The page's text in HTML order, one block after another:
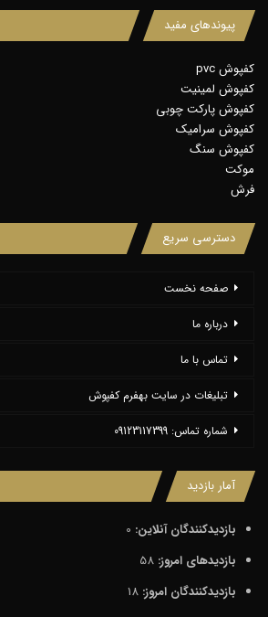
پیوندهای مفید
کفپوش pvc
کفپوش لمینیت
کفپوش پارکت چوبی
کفپوش سرامیک
کفپوش سنگ
موکت
فرش
دسترسی سریع
صفحه نخست
درباره ما
تماس با ما
تبلیغات در سایت بهفرم کفپوش
شماره تماس: 09123117399
آمار بازدید
بازدیدکنندگان آنلاین: 0
بازدیدهای امروز: 58
بازدیدکنندگان امروز: 18